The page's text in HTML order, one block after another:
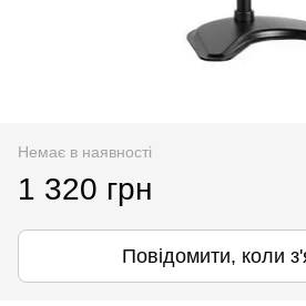
Немає в наявності
1 320 грн
Повідомити, коли